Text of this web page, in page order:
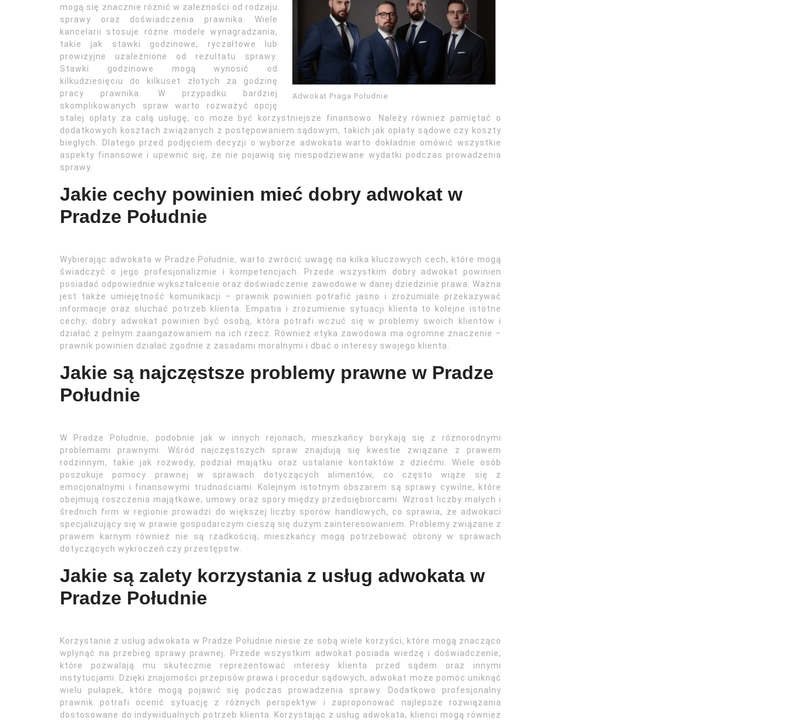
Adwokat Praga Południe
mogą się znacznie różnić w zależności od rodzaju
sprawy oraz doświadczenia prawnika. Wiele
kancelarii stosuje różne modele wynagradzania,
takie jak stawki godzinowe, ryczałtowe lub
prowizyjne uzależnione od rezultatu sprawy.
Stawki godzinowe mogą wynosić od
kilkudziesięciu do kilkuset złotych za godzinę
pracy prawnika. W przypadku bardziej
skomplikowanych spraw warto rozważyć opcję
stałej opłaty za całą usługę, co może być korzystniejsze finansowo. Należy również pamiętać o
dodatkowych kosztach związanych z postępowaniem sądowym, takich jak opłaty sądowe czy koszty
biegłych. Dlatego przed podjęciem decyzji o wyborze adwokata warto dokładnie omówić wszystkie
aspekty finansowe i upewnić się, że nie pojawią się niespodziewane wydatki podczas prowadzenia
sprawy.
Jakie cechy powinien mieć dobry adwokat w
Pradze Południe
Wybierając adwokata w Pradze Południe, warto zwrócić uwagę na kilka kluczowych cech, które mogą
świadczyć o jego profesjonalizmie i kompetencjach. Przede wszystkim dobry adwokat powinien
posiadać odpowiednie wykształcenie oraz doświadczenie zawodowe w danej dziedzinie prawa. Ważna
jest także umiejętność komunikacji – prawnik powinien potrafić jasno i zrozumiale przekazywać
informacje oraz słuchać potrzeb klienta. Empatia i zrozumienie sytuacji klienta to kolejne istotne
cechy; dobry adwokat powinien być osobą, która potrafi wczuć się w problemy swoich klientów i
działać z pełnym zaangażowaniem na ich rzecz. Również etyka zawodowa ma ogromne znaczenie –
prawnik powinien działać zgodnie z zasadami moralnymi i dbać o interesy swojego klienta.
Jakie są najczęstsze problemy prawne w Pradze
Południe
W Pradze Południe, podobnie jak w innych rejonach, mieszkańcy borykają się z różnorodnymi
problemami prawnymi. Wśród najczęstszych spraw znajdują się kwestie związane z prawem
rodzinnym, takie jak rozwody, podział majątku oraz ustalanie kontaktów z dziećmi. Wiele osób
poszukuje pomocy prawnej w sprawach dotyczących alimentów, co często wiąże się z
emocjonalnymi i finansowymi trudnościami. Kolejnym istotnym obszarem są sprawy cywilne, które
obejmują roszczenia majątkowe, umowy oraz spory między przedsiębiorcami. Wzrost liczby małych i
średnich firm w regionie prowadzi do większej liczby sporów handlowych, co sprawia, że adwokaci
specjalizujący się w prawie gospodarczym cieszą się dużym zainteresowaniem. Problemy związane z
prawem karnym również nie są rzadkością; mieszkańcy mogą potrzebować obrony w sprawach
dotyczących wykroczeń czy przestępstw.
Jakie są zalety korzystania z usług adwokata w
Pradze Południe
Korzystanie z usług adwokata w Pradze Południe niesie ze sobą wiele korzyści, które mogą znacząco
wpłynąć na przebieg sprawy prawnej. Przede wszystkim adwokat posiada wiedzę i doświadczenie,
które pozwalają mu skutecznie reprezentować interesy klienta przed sądem oraz innymi
instytucjami. Dzięki znajomości przepisów prawa i procedur sądowych, adwokat może pomóc uniknąć
wielu pułapek, które mogą pojawić się podczas prowadzenia sprawy. Dodatkowo profesjonalny
prawnik potrafi ocenić sytuację z różnych perspektyw i zaproponować najlepsze rozwiązania
dostosowane do indywidualnych potrzeb klienta. Korzystając z usług adwokata, klienci mogą również